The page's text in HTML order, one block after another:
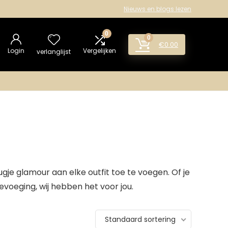
Nieuws en blogs lezen
Login verlanglijst
0
Vergelijken
0
€0.00
glamour aan elke outfit toe te voegen. Of je
wij hebben het voor jou.
Standaard sortering